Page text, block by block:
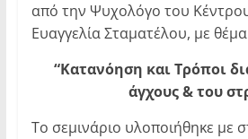
από την Ψυχολόγο του
Ευαγγελία Σταματέλου, με
“Κατανόηση και Τρόποι
άγχους & του
Το σεμινάριο υλοποιήθηκε με